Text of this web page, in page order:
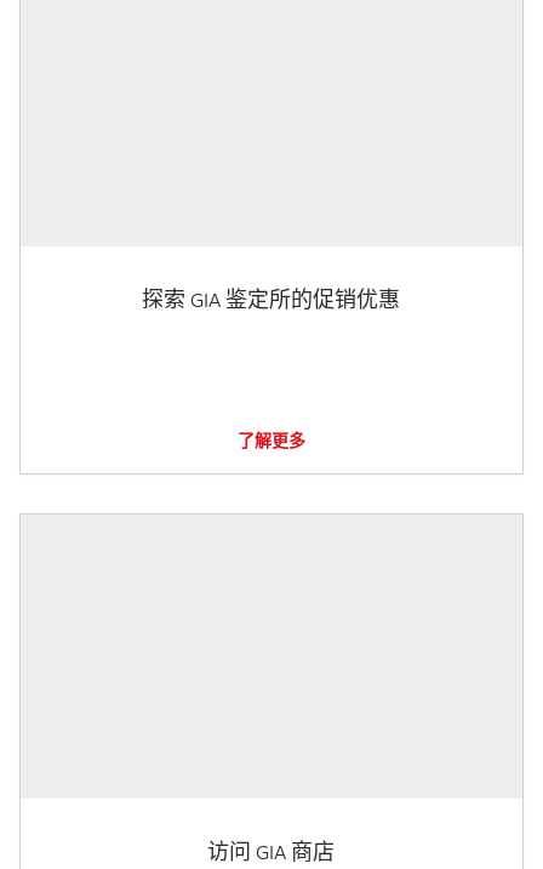
探索 GIA 鉴定所的促销优惠
了解更多
访问 GIA 商店